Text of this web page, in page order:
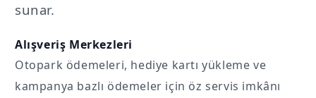
sunar.
Alışveriş Merkezleri
Otopark ödemeleri, hediye kartı yükleme ve
kampanya bazlı ödemeler için öz servis imkânı